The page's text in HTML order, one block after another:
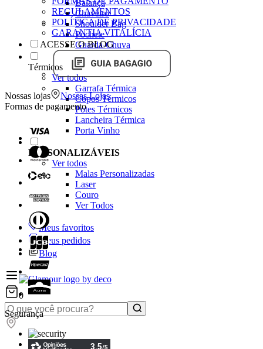
Balança
Chaveiro
Shoulder Bag
Pochete
Guarda-Chuva
Térmicos
Ver todos
Garrafa Térmica
Copos Térmicos
Potes Térmicos
Lancheira Térmica
Porta Vinho
PERSONALIZÁVEIS
Ver todos
Malas Personalizadas
Laser
Couro
Ver Todos
Meus favoritos
Meus pedidos
Blog
0
REGULAMENTOS
POLÍTICA DE PRIVACIDADE
GARANTIA VITALÍCIA
ACESSE O BLOG
Nossas lojas
Nossas Lojas
Formas de pagamento
Segurança